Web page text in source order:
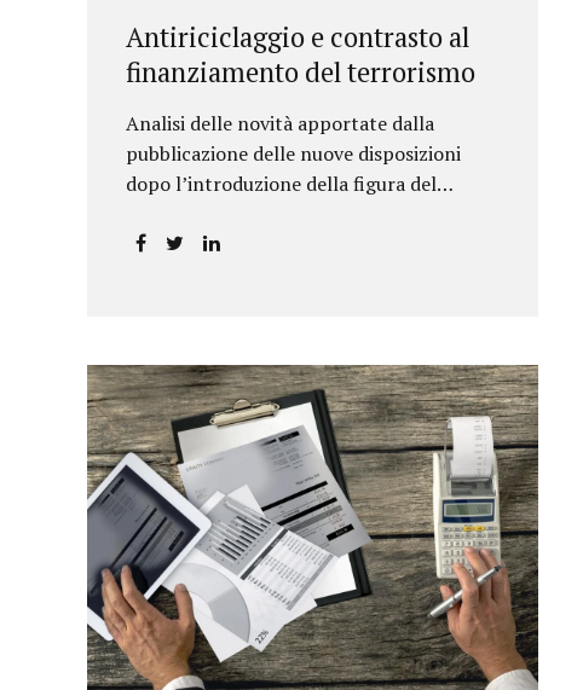
Antiriciclaggio e contrasto al
finanziamento del terrorismo
Analisi delle novità apportate dalla
pubblicazione delle nuove disposizioni
dopo l’introduzione della figura del